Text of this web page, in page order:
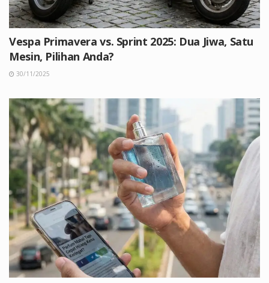
Vespa Primavera vs. Sprint 2025: Dua Jiwa, Satu
Mesin, Pilihan Anda?
30/11/2025